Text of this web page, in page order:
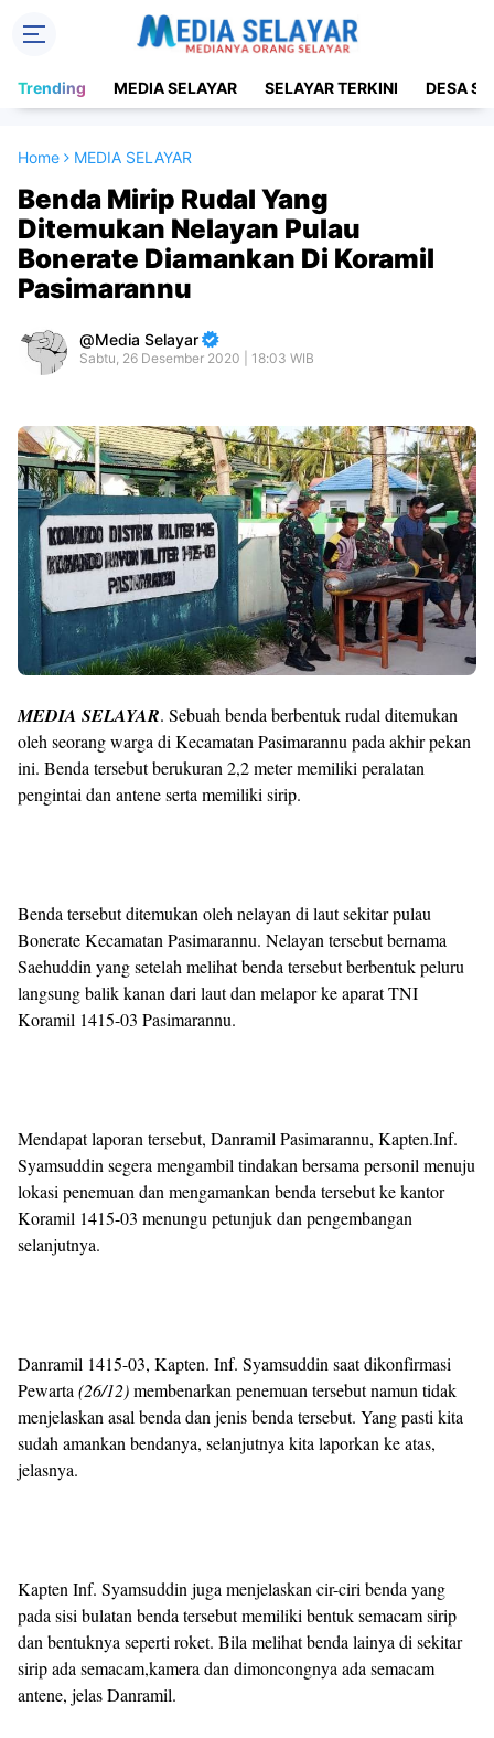
Trending MEDIA SELAYAR SELAYAR TERKINI DESA
Home MEDIA SELAYAR
Benda Mirip Rudal Yang
Ditemukan Nelayan Pulau
Bonerate Diamankan Di Koramil
Pasimarannu
Media Selayar
Sabtu, 26 Desember 2020 | 18:03 WIB
MEDIA SELAYAR. Sebuah benda berbentuk rudal ditemukan
oleh seorang warga di Kecamatan Pasimarannu pada akhir pekan
ini. Benda tersebut berukuran 2,2 meter memiliki peralatan
pengintai dan antene serta memiliki sirip.
Benda tersebut ditemukan oleh nelayan di laut sekitar pulau
Bonerate Kecamatan Pasimarannu. Nelayan tersebut bernama
Saehuddin yang setelah melihat benda tersebut berbentuk peluru
langsung balik kanan dari laut dan melapor ke aparat TNI
Koramil 1415-03 Pasimarannu.
Mendapat laporan tersebut, Danramil Pasimarannu, Kapten.Inf.
Syamsuddin segera mengambil tindakan bersama personil menuju
lokasi penemuan dan mengamankan benda tersebut ke kantor
Koramil 1415-03 menungu petunjuk dan pengembangan
selanjutnya.
Danramil 1415-03, Kapten. Inf. Syamsuddin saat dikonfirmasi
Pewarta (26/12)membenarkan penemuan tersebut namun tidak
menjelaskan asal benda dan jenis benda tersebut. Yang pasti kita
sudah amankan bendanya, selanjutnya kita laporkan ke atas,
jelasnya.
Kapten Inf. Syamsuddin juga menjelaskan cir-ciri benda yang
pada sisi bulatan benda tersebut memiliki bentuk semacam sirip
dan bentuknya seperti roket. Bila melihat benda lainya di sekitar
sirip ada semacam,kamera dan dimoncongnya ada semacam
antene, jelas Danramil.